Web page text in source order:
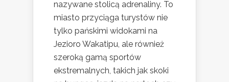
nazywane stolicą adrenaliny. To
miasto przyciąga turystów nie
tylko pańskimi widokami na
Jezioro Wakatipu, ale również
szeroką gamą sportów
ekstremalnych, takich jak skoki